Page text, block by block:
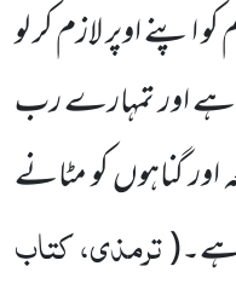
اپنے اوپر لازم کر لو
ہے اور تمہارے رب
گناہوں کو مٹانے
ہے۔(ترمذی، کتاب